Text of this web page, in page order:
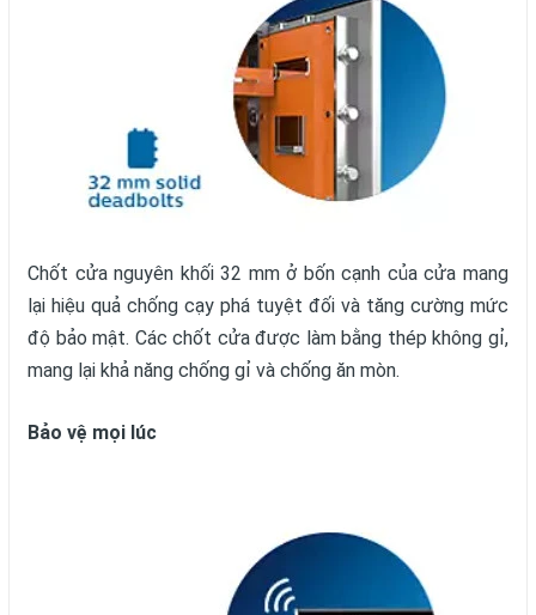
Chốt cửa nguyên khối 32 mm ở bốn cạnh của cửa mang
lại hiệu quả chống cạy phá tuyệt đối và tăng cường mức
độ bảo mật. Các chốt cửa được làm bằng thép không gỉ,
mang lại khả năng chống gỉ và chống ăn mòn.
Bảo vệ mọi lúc